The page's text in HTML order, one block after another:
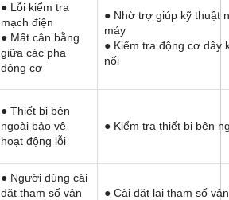
● Lỗi kiểm tra
mạch điện
● Mất cân bằng
giữa các pha
động cơ
● Nhờ trợ giúp kỹ thuật
máy
● Kiểm tra động cơ dây
nối
● Thiết bị bên
ngoài bảo vệ
hoạt động lỗi
● Kiểm tra thiết bị bên
● Người dùng cài
đặt tham số vận
● Cài đặt lại tham số vận